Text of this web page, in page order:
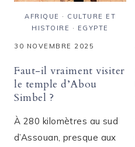
AFRIQUE · CULTURE ET
HISTOIRE · EGYPTE
30 NOVEMBRE 2025
Faut-il vraiment visiter
le temple d’Abou
Simbel ?
À 280 kilomètres au sud
d’Assouan, presque aux